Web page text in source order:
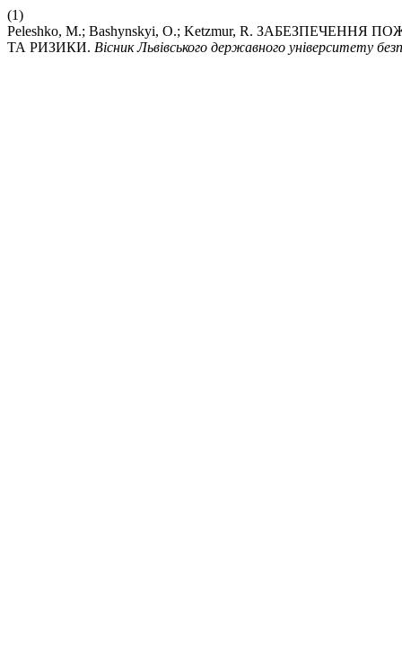
(1)
Peleshko, M.; Bashynskyi, O.; Ketzmur, R.
ТА РИЗИКИ. Вісник Львівського державного університету